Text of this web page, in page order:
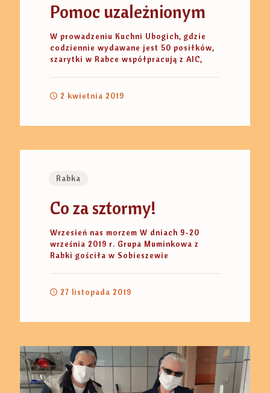
Pomoc uzależnionym
W prowadzeniu Kuchni Ubogich, gdzie
codziennie wydawane jest 50 posiłków,
szarytki w Rabce współpracują z AIC,
2 kwietnia 2019
Rabka
Co za sztormy!
Wrzesień nas morzem W dniach 9-20
września 2019 r. Grupa Muminkowa z
Rabki gościła w Sobieszewie
27 listopada 2019